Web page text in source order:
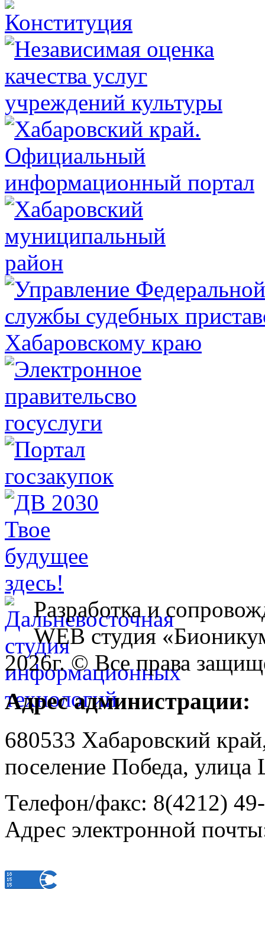
Разработка и
WEB студия
2026г. © Все права
Адрес администрации:
680533 Хабаровский
поселение Победа, улица
Телефон/факс: 8(4212)
Адрес электронной